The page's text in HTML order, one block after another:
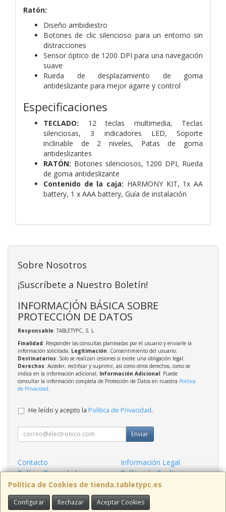
Ratón:
Diseño ambidiestro
Botones de clic silencioso para un entorno sin
distracciones
Sensor óptico de 1200 DPI para una navegación
suave
Rueda de desplazamiento de goma
antideslizante para mejor agarre y control
Especificaciones
TECLADO: 12 teclas multimedia, Teclas
silenciosas, 3 indicadores LED, Soporte
inclinable de 2 niveles, Patas de goma
antideslizantes
RATÓN: Botones silenciosos, 1200 DPI, Rueda
de goma antideslizante
Contenido de la caja: HARMONY KIT, 1x AA
battery, 1 x AAA battery, Guía de instalación
Política de Cookies de tienda.tabletypc.es
Configurar Rechazar Aceptar Cookies
Sobre Nosotros
¡Suscríbete a Nuestro Boletín!
INFORMACIÓN BÁSICA SOBRE
PROTECCIÓN DE DATOS
Responsable: TABLETYPC, S. L
Finalidad: Responder las consultas planteadas por el usuario y enviarle la
información solicitada; Legitimación: Consentimiento del usuario;
Destinatarios: Solo se realizan cesiones si existe una obligación legal;
Derechos: Acceder, rectificar y suprimir, así como otros derechos, como se
indica en la información adicional; Información Adicional: Puede
consultar la información completa de Protección de Datos en nuestra Política
de Privacidad
He leído y acepto la Política de Privacidad.
Enviar
Contacto
Información Legal
Política Privacidad
Política de Cookies
Condiciones de Compra
Formas de Pago
Contacto